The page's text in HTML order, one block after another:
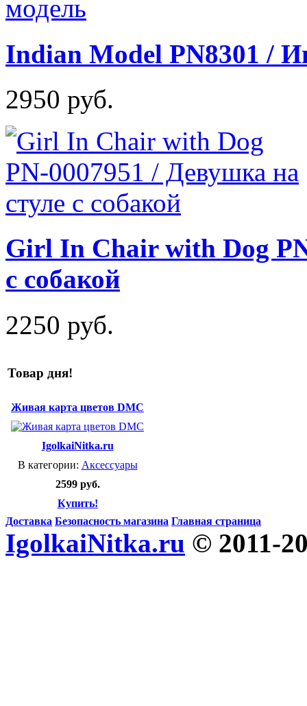
Indian Model PN8301 /
2950 руб.
Girl In Chair with Dog
с собакой
2250 руб.
Товар дня!
Живая карта цветов DMC
IgolkaiNitka.ru
В категории: Аксессуары
2599 руб.
Купить!
Доставка Безопасность магазина Главная страница
IgolkaiNitka.ru © 2011-